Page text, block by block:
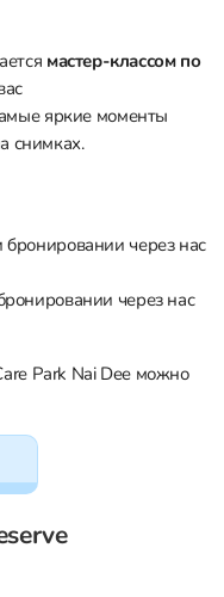
мастер-классом по
яркие моменты
снимках.
бронировании через нас
через нас
Park Nai Dee можно